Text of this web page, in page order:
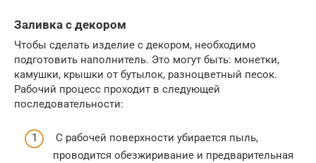
Заливка с декором
Чтобы сделать изделие с декором, необходимо
подготовить наполнитель. Это могут быть: монетки,
камушки, крышки от бутылок, разноцветный песок.
Рабочий процесс проходит в следующей
последовательности:
С рабочей поверхности убирается пыль,
проводится обезжиривание и предварительная